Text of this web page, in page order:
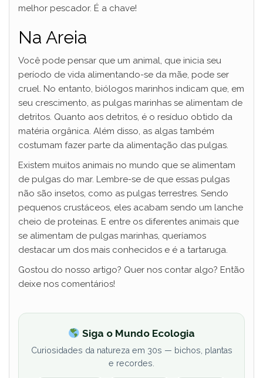
melhor pescador. É a chave!
Na Areia
Você pode pensar que um animal, que inicia seu
período de vida alimentando-se da mãe, pode ser
cruel. No entanto, biólogos marinhos indicam que, em
seu crescimento, as pulgas marinhas se alimentam de
detritos. Quanto aos detritos, é o resíduo obtido da
matéria orgânica. Além disso, as algas também
costumam fazer parte da alimentação das pulgas.
Existem muitos animais no mundo que se alimentam
de pulgas do mar. Lembre-se de que essas pulgas
não são insetos, como as pulgas terrestres. Sendo
pequenos crustáceos, eles acabam sendo um lanche
cheio de proteínas. E entre os diferentes animais que
se alimentam de pulgas marinhas, queríamos
destacar um dos mais conhecidos e é a tartaruga.
Gostou do nosso artigo? Quer nos contar algo? Então
deixe nos comentários!
Siga o Mundo Ecologia
Curiosidades da natureza em 30s — bichos, plantas
e recordes.